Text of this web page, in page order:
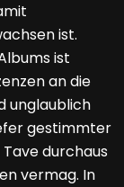
ist.
ist
an die
unglaublich
gestimmter
durchaus
vermag. In